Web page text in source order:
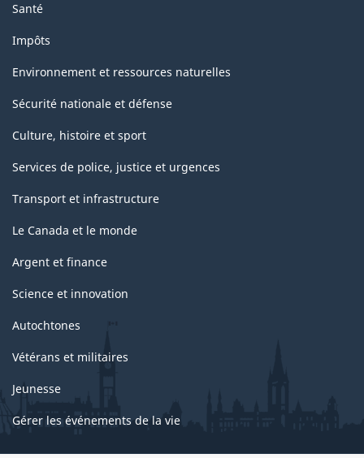
Santé
Impôts
Environnement et ressources naturelles
Sécurité nationale et défense
Culture, histoire et sport
Services de police, justice et urgences
Transport et infrastructure
Le Canada et le monde
Argent et finance
Science et innovation
Autochtones
Vétérans et militaires
Jeunesse
Gérer les événements de la vie